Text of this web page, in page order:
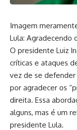
Imagem
Lula: Agradecendo
O presidente Luiz
críticas e ataques
vez de se
por agradecer os
direita. Essa
alguns, mas é um
presidente Lula.